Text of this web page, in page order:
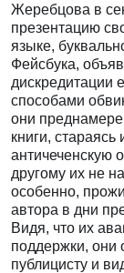
Жеребцова в
презентацию
языке,
Фейсбука,
дискредитации
способами
они
книги,
античеченскую
другому их не
особенно,
автора в дни
Видя, что их
поддержки, они
публицисту и